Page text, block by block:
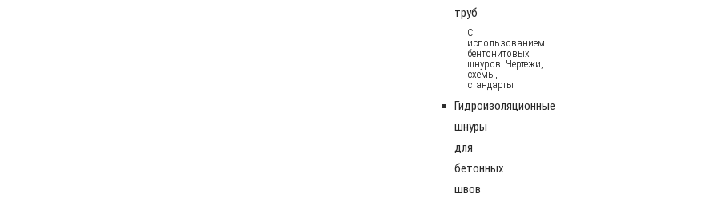
труб
С
использованием
бентонитовых
шнуров. Чертежи,
схемы,
стандарты
Гидроизоляционные
шнуры
для
бетонных
швов